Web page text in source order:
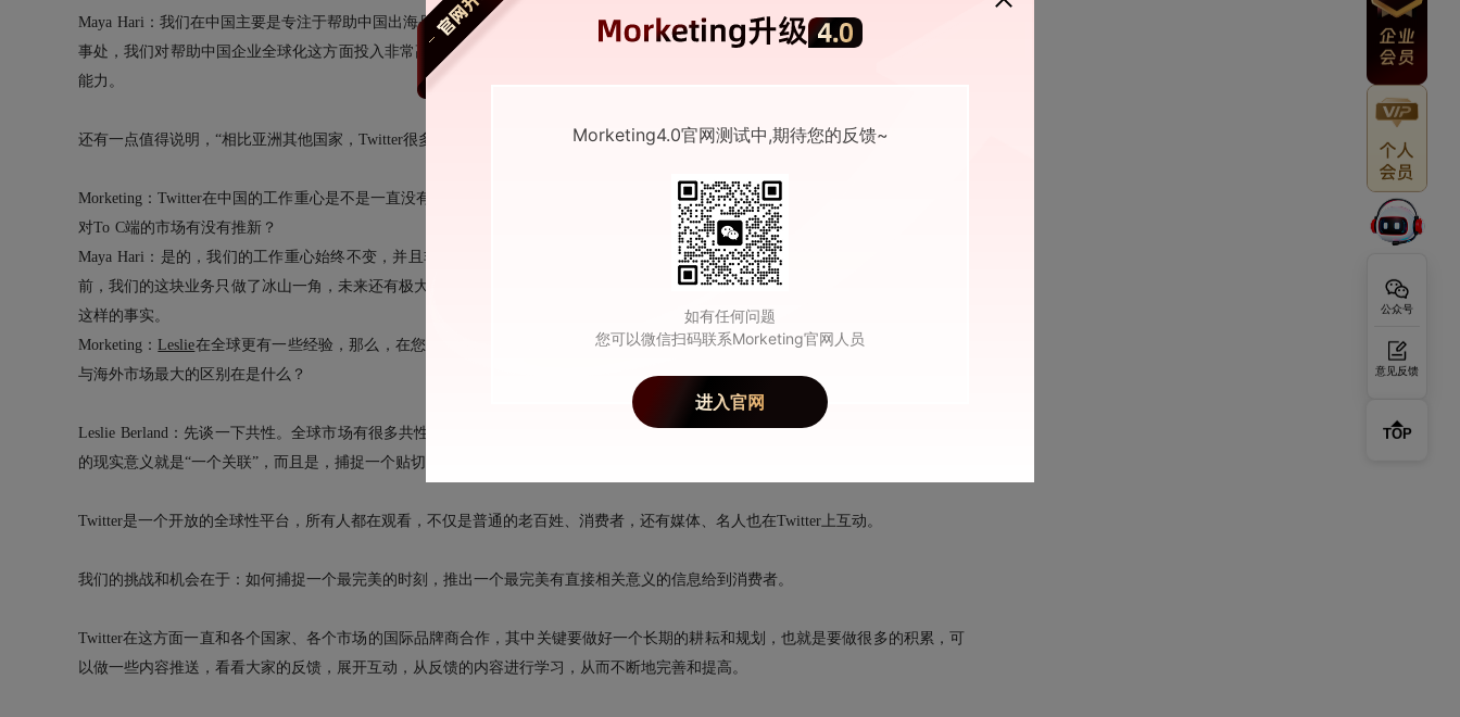
Maya Hari：我们在中国主要是专注于帮助中国出海品牌走向全球市场。目前，Twitter的亚太总部设置在新加坡，另外，在香港设有办
事处，我们对帮助中国企业全球化这方面投入非常高，也不断地在扩编、增聘相关人员，扩大Twitter亚太团队，从而提高整体的服务
能力。
还有一点值得说明，“相比亚洲其他国家，Twitter很多新的服务先在中国推出和落地，我们对中国市场很有诚意”。
Morketing：Twitter在中国的工作重心是不是一直没有改变？会在别的领域上有一些突破吗？因为Twitter目前没有真正进入中国市场，
对To C端的市场有没有推新？
Maya Hari：是的，我们的工作重心始终不变，并且非常连贯。如今，中国跨国公司拓展
海外市场越来越快，他们的雄心非常大。目
前，我们的这块业务只做了冰山一角，未来还有极大的发展空间。另外，确实，当前我们To C业务在中国并没有开展，我们也不避讳
这样的事实。
Morketing：Leslie在全球更有一些经验，那么，在您看来，中国企业在走向海外市场通常会遇到什么样的困难？在内容营销上，中国
与海外市场最大的区别在是什么？
Leslie Berland：先谈一下共性。全球市场有很多共性的地方，关键是给消费者带来跟自己生活、兴趣息息相关的东西，在此，Twitter
的现实意义就是“一个关联”，而且是，捕捉一个贴切的时刻推送有直接意义的信息。
Twitter是一个开放的全球性平台，所有人都在观看，不仅是普通的老百姓、消费者，还有媒体、名人也在Twitter上互动。
我们的挑战和机会在于：如何捕捉一个最完美的时刻，推出一个最完美有直接相关意义的信息给到消费者。
Twitter在这方面一直和各个国家、各个市场的国际品牌商合作，其中关键要做好一个长期的耕耘和规划，也就是要做很多的积累，可
以做一些内容推送，看看大家的反馈，展开互动，从反馈的内容进行学习，从而不断地完善和提高。
公众号
意见反馈
TOP
Morketing4.0官网测试中,期待您的反馈~
如有任何问题
您可以微信扫码联系Morketing官网人员
进入官网